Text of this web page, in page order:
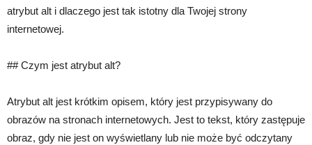
atrybut alt i dlaczego jest tak istotny dla Twojej strony
internetowej.
## Czym jest atrybut alt?
Atrybut alt jest krótkim opisem, który jest przypisywany do
obrazów na stronach internetowych. Jest to tekst, który zastępuje
obraz, gdy nie jest on wyświetlany lub nie może być odczytany